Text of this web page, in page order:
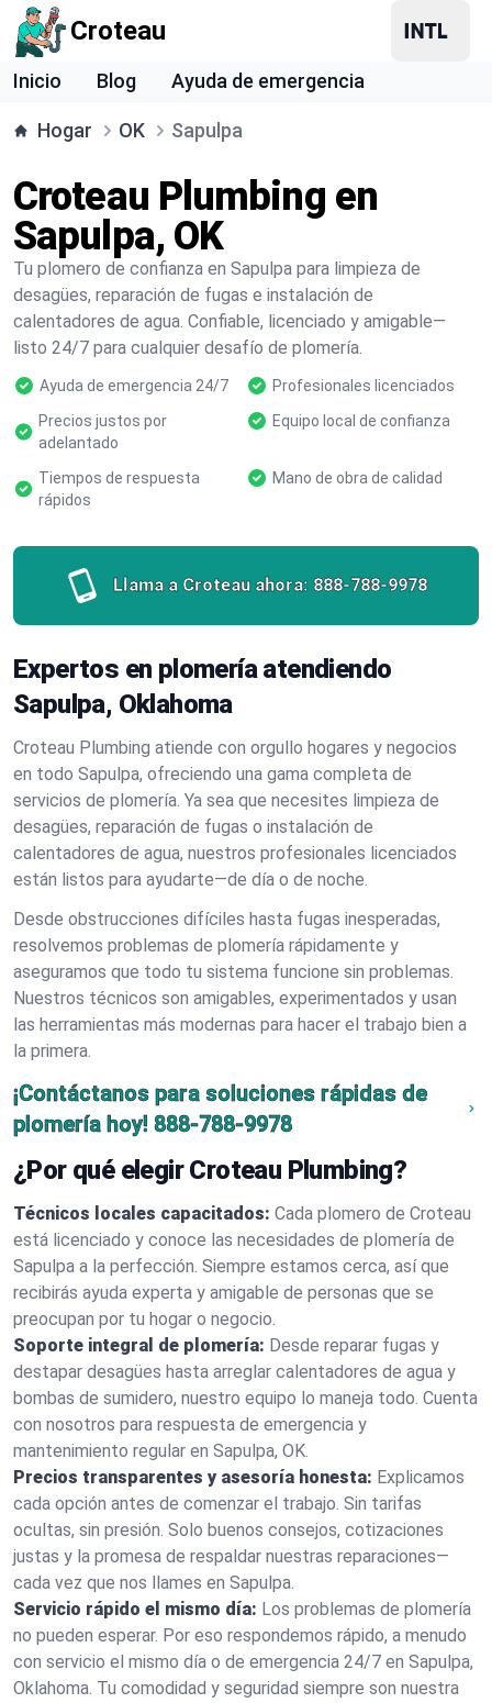
Croteau
Inicio Blog Ayuda de emergencia
Hogar OK Sapulpa
Croteau Plumbing en
Sapulpa, OK
Tu plomero de confianza en Sapulpa para limpieza de
desagües, reparación de fugas e instalación de
calentadores de agua. Confiable, licenciado y amigable—
listo 24/7 para cualquier desafío de plomería.
Ayuda de emergencia 24/7
Profesionales licenciados
Precios justos por
adelantado
Equipo local de confianza
Tiempos de respuesta
rápidos
Mano de obra de calidad
Llama a Croteau ahora: 888-788-9978
Expertos en plomería atendiendo
Sapulpa, Oklahoma
Croteau Plumbing atiende con orgullo hogares y negocios
en todo Sapulpa, ofreciendo una gama completa de
servicios de plomería. Ya sea que necesites limpieza de
desagües, reparación de fugas o instalación de
calentadores de agua, nuestros profesionales licenciados
están listos para ayudarte—de día o de noche.
Desde obstrucciones difíciles hasta fugas inesperadas,
resolvemos problemas de plomería rápidamente y
aseguramos que todo tu sistema funcione sin problemas.
Nuestros técnicos son amigables, experimentados y usan
las herramientas más modernas para hacer el trabajo bien a
la primera.
¡Contáctanos para soluciones rápidas de
plomería hoy! 888-788-9978
¿Por qué elegir Croteau Plumbing?
Técnicos locales capacitados: Cada plomero de Croteau
está licenciado y conoce las necesidades de plomería de
Sapulpa a la perfección. Siempre estamos cerca, así que
recibirás ayuda experta y amigable de personas que se
preocupan por tu hogar o negocio.
Soporte integral de plomería: Desde reparar fugas y
destapar desagües hasta arreglar calentadores de agua y
bombas de sumidero, nuestro equipo lo maneja todo. Cuenta
con nosotros para respuesta de emergencia y
mantenimiento regular en Sapulpa, OK.
Precios transparentes y asesoría honesta: Explicamos
cada opción antes de comenzar el trabajo. Sin tarifas
ocultas, sin presión. Solo buenos consejos, cotizaciones
justas y la promesa de respaldar nuestras reparaciones—
cada vez que nos llames en Sapulpa.
Servicio rápido el mismo día: Los problemas de plomería
no pueden esperar. Por eso respondemos rápido, a menudo
con servicio el mismo día o de emergencia 24/7 en Sapulpa,
Oklahoma. Tu comodidad y seguridad siempre son nuestra